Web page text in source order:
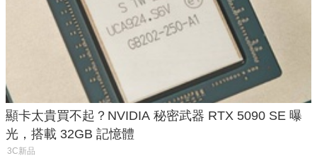
顯卡太貴買不起？NVIDIA 秘密武器 RTX 5090 SE 曝
光，搭載 32GB 記憶體
3C新品